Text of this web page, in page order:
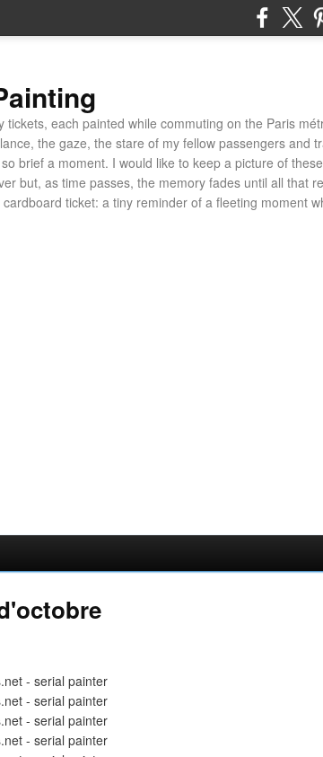
tickets, each painted while commuting on the Paris
the gaze, the stare of my fellow passengers and
brief a moment. I would like to keep a picture of
but, as time passes, the memory fades until all that
ticket: a tiny reminder of a fleeting moment